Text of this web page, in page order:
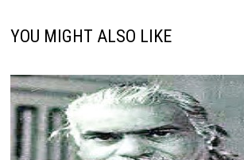
YOU MIGHT ALSO LIKE